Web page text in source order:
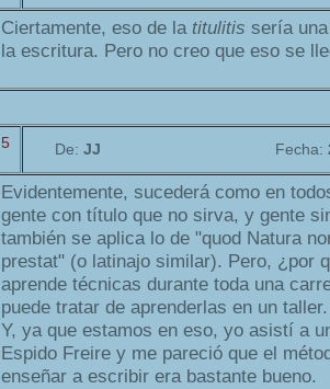
Ciertamente, eso de la titulitis sería
la escritura. Pero no creo que eso se
5 De: JJ Fecha:
Evidentemente, sucederá como en
gente con título que no sirva, y gente
también se aplica lo de "quod Natura
prestat" (o latinajo similar). Pero, ¿por
aprende técnicas durante toda una
puede tratar de aprenderlas en un taller.
Y, ya que estamos en eso, yo asistí a
Espido Freire y me pareció que el
enseñar a escribir era bastante bueno.